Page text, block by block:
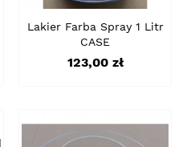
Lakier Farba Spray 1 Litr
CASE
Cena
123,00 zł